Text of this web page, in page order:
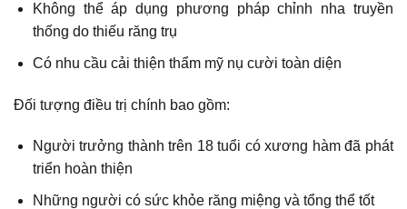
Không thể áp dụng phương pháp chỉnh nha truyền
thống do thiếu răng trụ
Có nhu cầu cải thiện thẩm mỹ nụ cười toàn diện
Đối tượng điều trị chính bao gồm:
Người trưởng thành trên 18 tuổi có xương hàm đã phát
triển hoàn thiện
Những người có sức khỏe răng miệng và tổng thể tốt